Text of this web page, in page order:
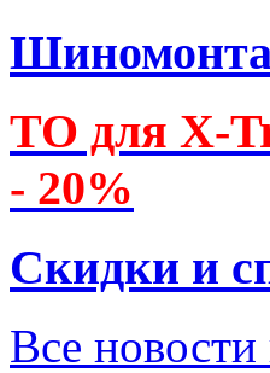
ТО для X-
- 20%
Скидки и
Все